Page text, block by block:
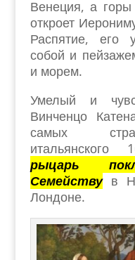
Венеция, а
откроет
Распятие, его
собой и
и морем.
Умелый и
Винченцо
самых
рыцарь
Семействув
Лондоне.